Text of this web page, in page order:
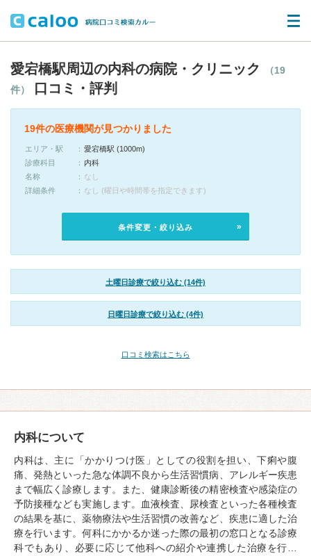
愛宕橋駅周辺の内科の病院・クリニック
（19
件）
口コミ・評判
19件の医療機関が見つかりました
エリア・駅
愛宕橋駅 (1000m)
診療科目
内科
名称
なし
詳細条件
なし (曜日や時間帯を指定できます)
条件変更・絞り込み
土曜日診療で絞り込む (14件)
日曜日診療で絞り込む (4件)
口コミ検索はこちら
内科について
内科は、主に「かかりつけ医」としての役割を担い、下痢や腹
痛、発熱といった急な体調不良から生活習慣病、アレルギー疾患
まで幅広く診療します。また、健康診断後の精密検査や感染症の
予防接種なども実施します。血液検査、尿検査といった各種検査
の結果を基に、薬物療法や生活習慣の改善など、疾患に適した治
療を行います。何科にかかるか迷った際の最初の窓口となる診療
科でもあり、必要に応じて他科への紹介や連携した治療を行…